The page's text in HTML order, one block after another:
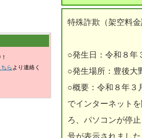
特殊詐欺（架空料
○発生日：令和８年
○発生場所：豊後大
○概要：令和８年３
でインターネット
ろ、パソコンが停
ちら より連絡く